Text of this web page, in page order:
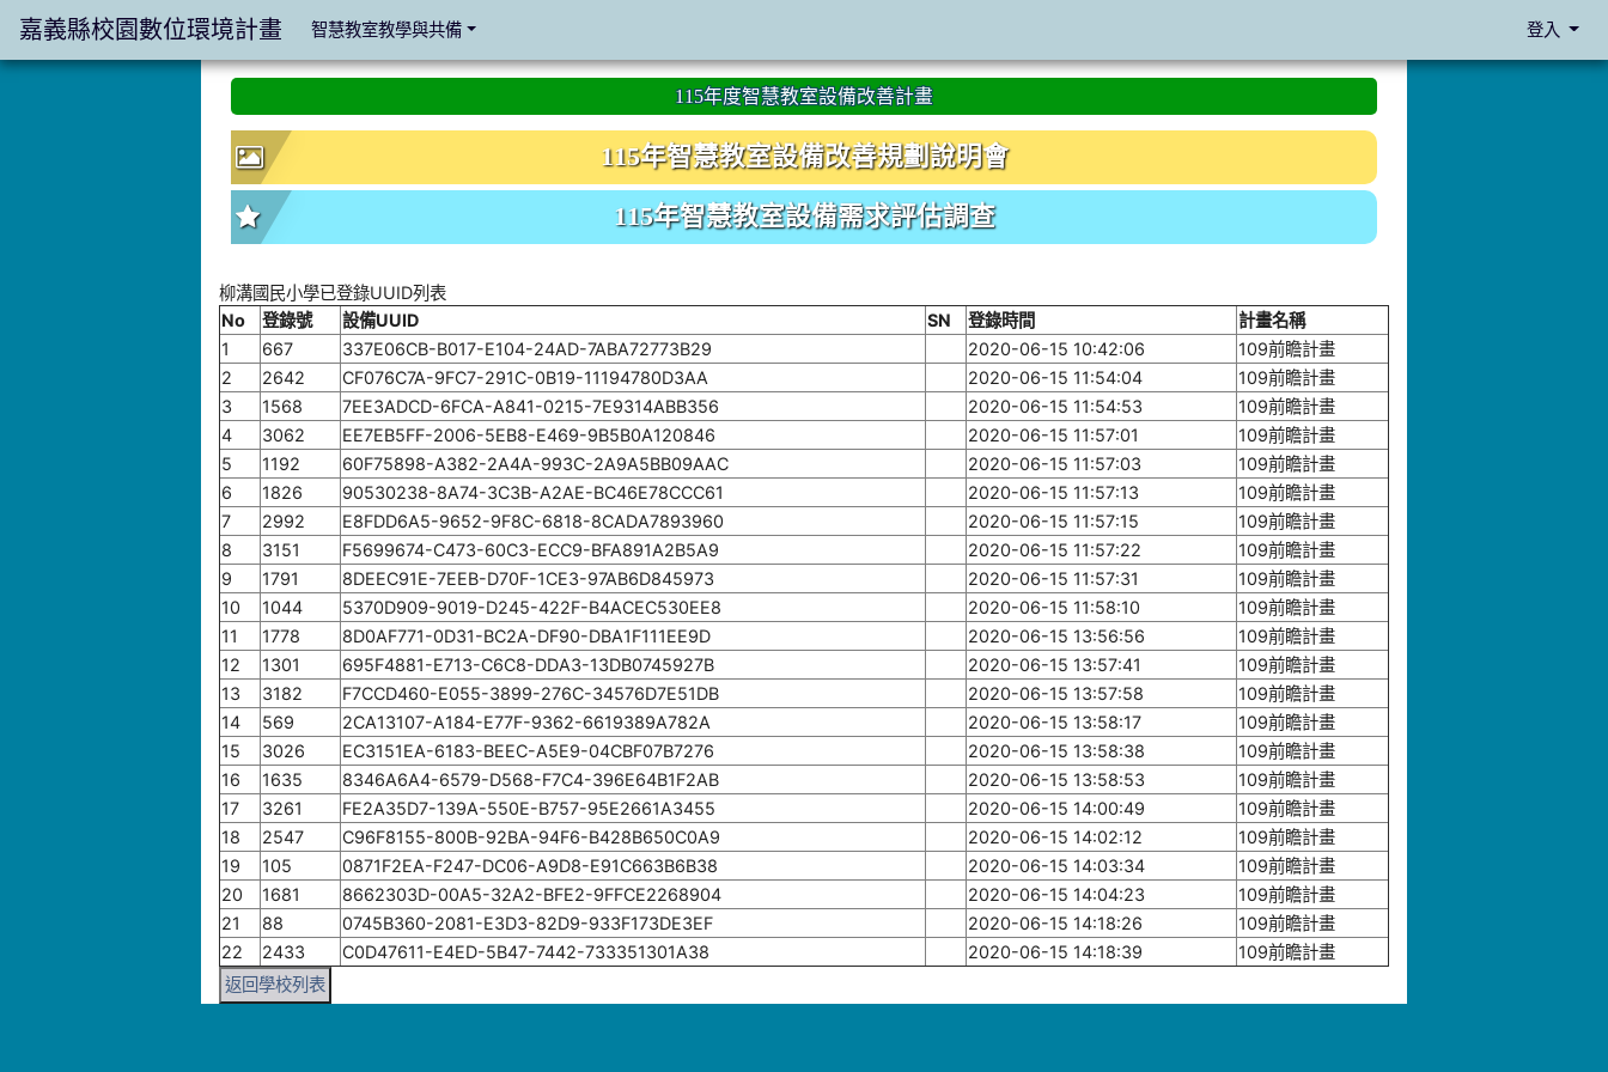
:::
115年度智慧教室設備改善計畫
115年智慧教室設備改善規劃說明會
115年智慧教室設備需求評估調查
柳溝國民小學已登錄UUID列表
No
登錄號 設備UUID SN 登錄時間
計畫名稱
1
667 337E06CB-B017-E104-24AD-7ABA72773B29 2020-06-15 10:42:06
109前瞻計畫
2
2642 CF076C7A-9FC7-291C-0B19-11194780D3AA 2020-06-15 11:54:04
109前瞻計畫
3
1568 7EE3ADCD-6FCA-A841-0215-7E9314ABB356 2020-06-15 11:54:53
109前瞻計畫
4
3062 EE7EB5FF-2006-5EB8-E469-9B5B0A120846 2020-06-15 11:57:01
109前瞻計畫
5
1192 60F75898-A382-2A4A-993C-2A9A5BB09AAC 2020-06-15 11:57:03
109前瞻計畫
6
1826 90530238-8A74-3C3B-A2AE-BC46E78CCC61 2020-06-15 11:57:13
109前瞻計畫
7
2992 E8FDD6A5-9652-9F8C-6818-8CADA7893960 2020-06-15 11:57:15
109前瞻計畫
8
3151 F5699674-C473-60C3-ECC9-BFA891A2B5A9 2020-06-15 11:57:22
109前瞻計畫
9
1791 8DEEC91E-7EEB-D70F-1CE3-97AB6D845973 2020-06-15 11:57:31
109前瞻計畫
10
1044 5370D909-9019-D245-422F-B4ACEC530EE8 2020-06-15 11:58:10
109前瞻計畫
11
1778 8D0AF771-0D31-BC2A-DF90-DBA1F111EE9D 2020-06-15 13:56:56
109前瞻計畫
12
1301 695F4881-E713-C6C8-DDA3-13DB0745927B 2020-06-15 13:57:41
109前瞻計畫
13
3182 F7CCD460-E055-3899-276C-34576D7E51DB 2020-06-15 13:57:58
109前瞻計畫
14
569 2CA13107-A184-E77F-9362-6619389A782A 2020-06-15 13:58:17
109前瞻計畫
15
3026 EC3151EA-6183-BEEC-A5E9-04CBF07B7276 2020-06-15 13:58:38
109前瞻計畫
16
1635 8346A6A4-6579-D568-F7C4-396E64B1F2AB 2020-06-15 13:58:53
109前瞻計畫
17
3261 FE2A35D7-139A-550E-B757-95E2661A3455 2020-06-15 14:00:49
109前瞻計畫
18
2547 C96F8155-800B-92BA-94F6-B428B650C0A9 2020-06-15 14:02:12
109前瞻計畫
19
105 0871F2EA-F247-DC06-A9D8-E91C663B6B38 2020-06-15 14:03:34
109前瞻計畫
20
1681 8662303D-00A5-32A2-BFE2-9FFCE2268904 2020-06-15 14:04:23
109前瞻計畫
21
88 0745B360-2081-E3D3-82D9-933F173DE3EF 2020-06-15 14:18:26
109前瞻計畫
22
2433 C0D47611-E4ED-5B47-7442-733351301A38 2020-06-15 14:18:39 109前瞻計畫
返回學校列表
嘉義縣校園數位環境計畫 :::智慧教室教學與共備 登入